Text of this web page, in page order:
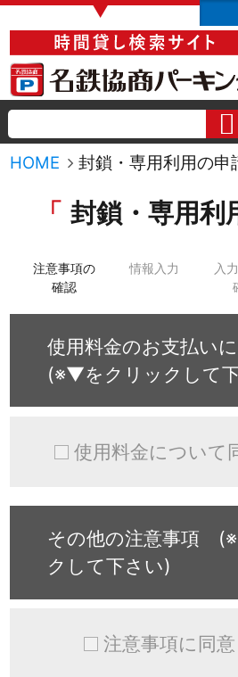
▼
HOME 封鎖・専用利用の申
封鎖・専用利
注意事項の
確認
情報入力
入
使用料金のお支払い
(※▼をクリックして
使用料金について
その他の注意事項
クして下さい)
注意事項に同意